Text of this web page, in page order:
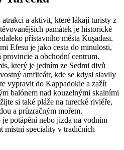
a aktivit, které lákají turisty z
památek je historické
přístavního města Kuşadası.
Efesu je jako cesta do minulosti,
a obchodní centrum.
který je jedním ze Sedmi divů
amfiteátr, kde se kdysi slavily
vypravit do Kappadokie a zažít
balónem nad kouzelnými skalními
si také pláže na turecké riviéře,
a průzračným mořem.
potápění nebo jízda na vodním
místní speciality v tradičních